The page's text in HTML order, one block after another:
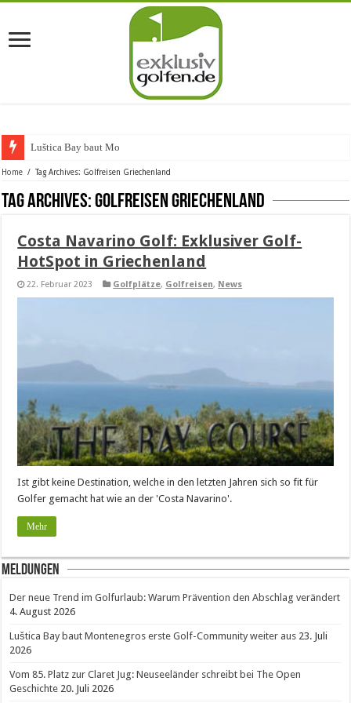
Luštica Bay baut Montene
Home / Tag Archives: Golfreisen Griechenland
Tag Archives:Golfreisen Griechenland
Costa Navarino Golf: Exklusiver Golf-
HotSpot in Griechenland
22. Februar 2023 Golfplätze, Golfreisen, News
Ist gibt keine Destination, welche in den letzten Jahren sich so fit für
Golfer gemacht hat wie an der 'Costa Navarino'.
Mehr
Meldungen
Der neue Trend im Golfurlaub: Warum Prävention den Abschlag verändert
4. August 2026
Luštica Bay baut Montenegros erste Golf-Community weiter aus 23. Juli
2026
Vom 85. Platz zur Claret Jug: Neuseeländer schreibt bei The Open
Geschichte 20. Juli 2026